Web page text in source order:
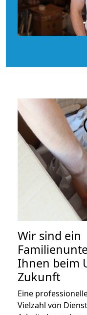
Wir sind ein
Ihnen beim
Zukunft
Eine
Vielzahl von